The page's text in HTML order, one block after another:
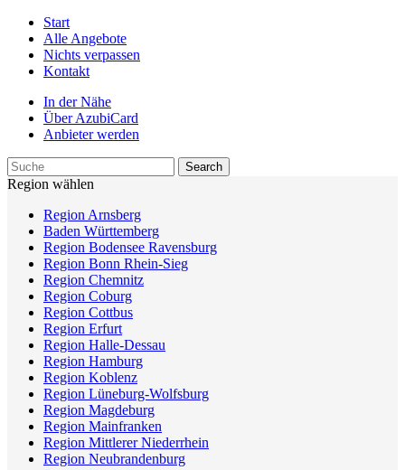
Start
Alle Angebote
Nichts verpassen
Kontakt
In der Nähe
Über AzubiCard
Anbieter werden
Region wählen
Region Arnsberg
Baden Württemberg
Region Bodensee Ravensburg
Region Bonn Rhein-Sieg
Region Chemnitz
Region Coburg
Region Cottbus
Region Erfurt
Region Halle-Dessau
Region Hamburg
Region Koblenz
Region Lüneburg-Wolfsburg
Region Magdeburg
Region Mainfranken
Region Mittlerer Niederrhein
Region Neubrandenburg